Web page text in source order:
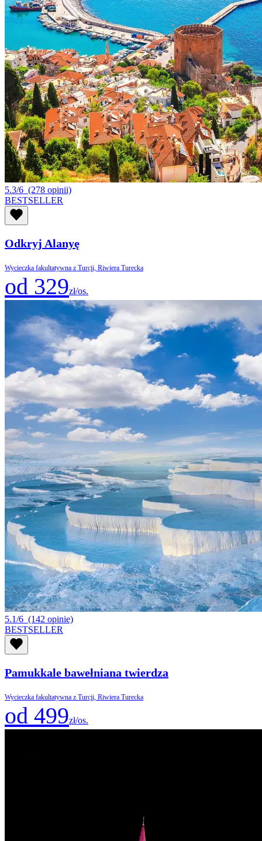
5.3/6 (278 opinii)
BESTSELLER
Odkryj Alanyę
Wycieczka fakultatywna z Turcji, Riwiera Turecka
od 329zł/os.
5.1/6 (142 opinie)
BESTSELLER
Pamukkale bawełniana twierdza
Wycieczka fakultatywna z Turcji, Riwiera Turecka
od 499zł/os.